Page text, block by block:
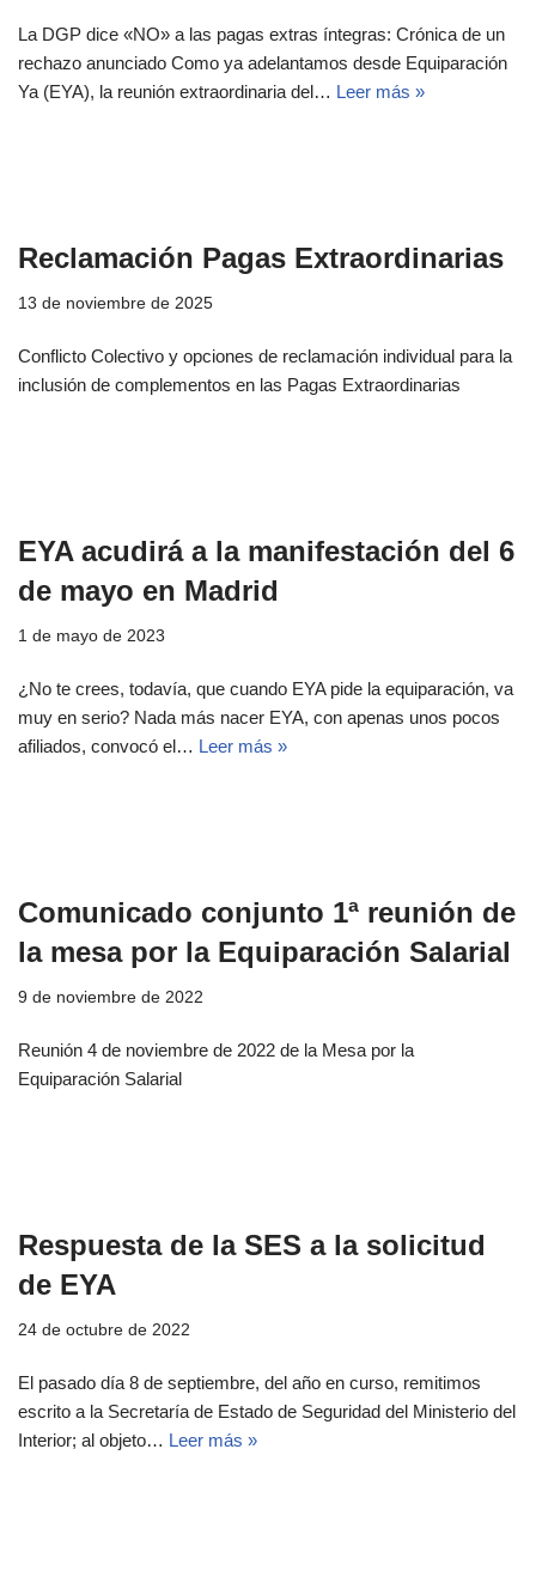
La DGP dice «NO» a las pagas extras íntegras: Crónica de un
rechazo anunciado Como ya adelantamos desde Equiparación
Ya (EYA), la reunión extraordinaria del… Leer más »
Reclamación Pagas Extraordinarias
13 de noviembre de 2025
Conflicto Colectivo y opciones de reclamación individual para la
inclusión de complementos en las Pagas Extraordinarias
EYA acudirá a la manifestación del 6
de mayo en Madrid
1 de mayo de 2023
¿No te crees, todavía, que cuando EYA pide la equiparación, va
muy en serio? Nada más nacer EYA, con apenas unos pocos
afiliados, convocó el… Leer más »
Comunicado conjunto 1ª reunión de
la mesa por la Equiparación Salarial
9 de noviembre de 2022
Reunión 4 de noviembre de 2022 de la Mesa por la
Equiparación Salarial
Respuesta de la SES a la solicitud
de EYA
24 de octubre de 2022
El pasado día 8 de septiembre, del año en curso, remitimos
escrito a la Secretaría de Estado de Seguridad del Ministerio del
Interior; al objeto… Leer más »